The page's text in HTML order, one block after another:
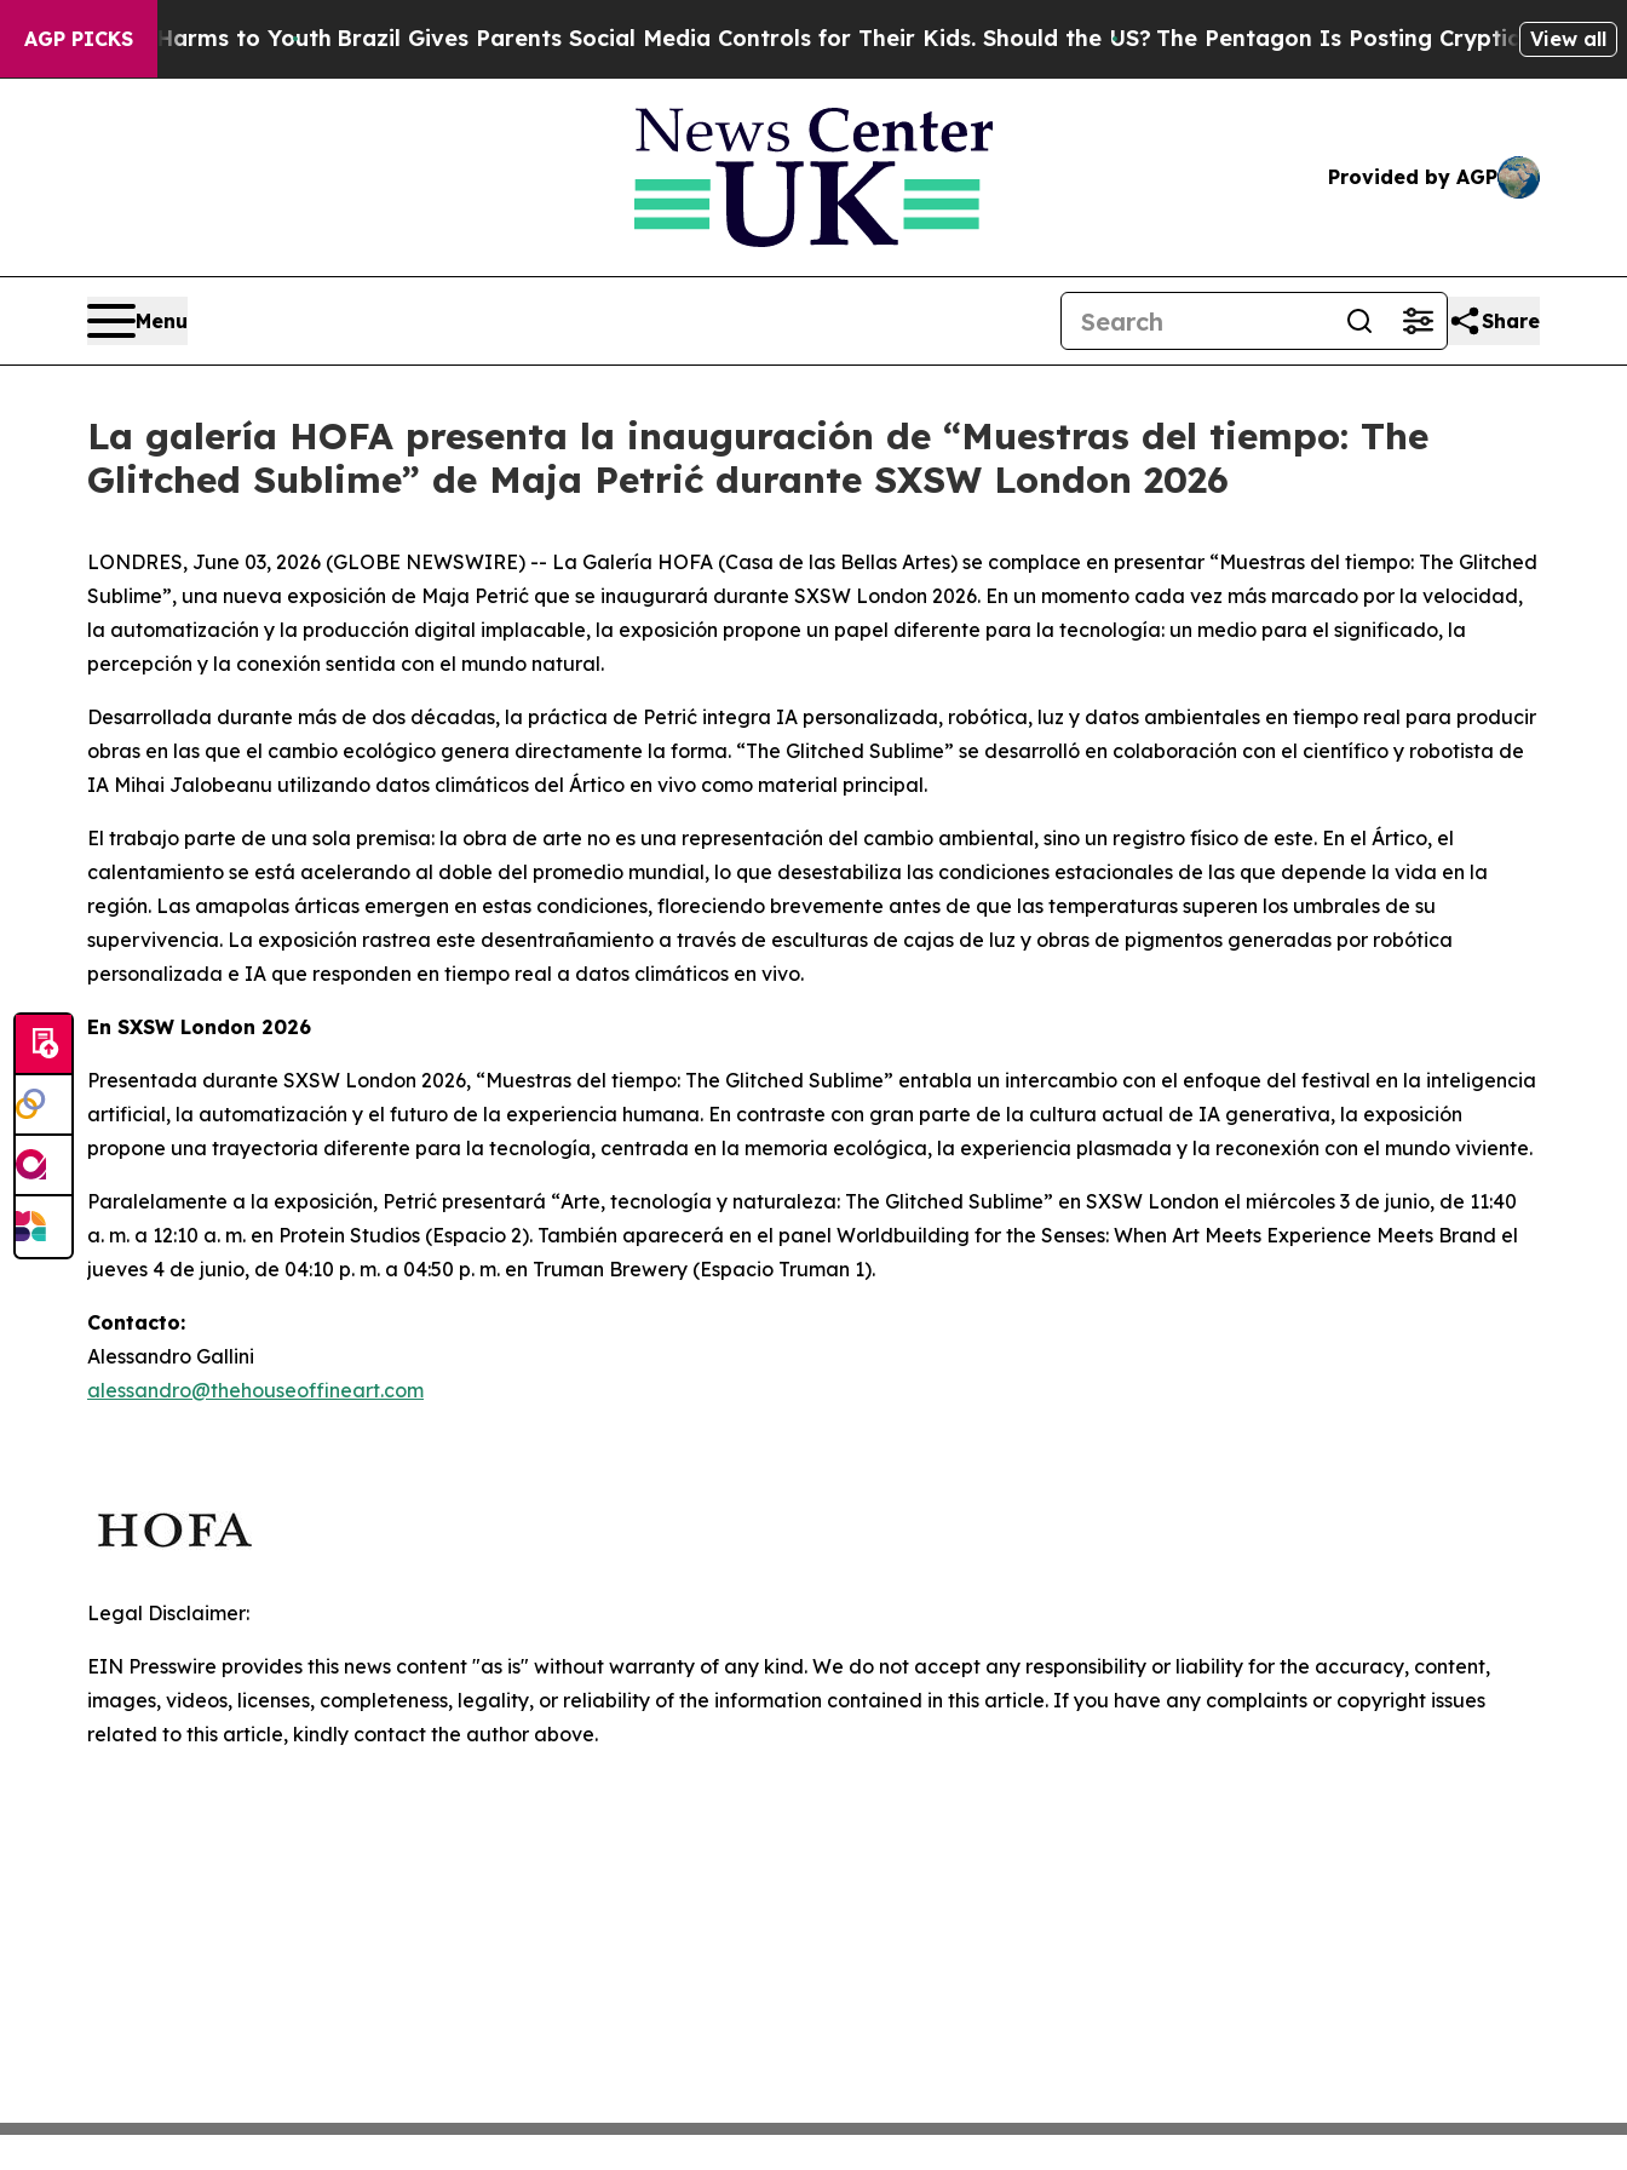
AGP PICKS
Abate Harms to YouthBrazil Gives Parents Social Media Controls for Their Kids. Should the US? The Pentagon Is Posting Cryptic BiblicalView all
Provided by AGP
Menu Share
La galería HOFA presenta la inauguración de “Muestras del tiempo: The
Glitched Sublime” de Maja Petrić durante SXSW London 2026
LONDRES, June 03, 2026 (GLOBE NEWSWIRE) -- La Galería HOFA (Casa de las Bellas Artes) se complace en presentar “Muestras del tiempo: The Glitched
Sublime”, una nueva exposición de Maja Petrić que se inaugurará durante SXSW London 2026. En un momento cada vez más marcado por la velocidad,
la automatización y la producción digital implacable, la exposición propone un papel diferente para la tecnología: un medio para el significado, la
percepción y la conexión sentida con el mundo natural.
Desarrollada durante más de dos décadas, la práctica de Petrić integra IA personalizada, robótica, luz y datos ambientales en tiempo real para producir
obras en las que el cambio ecológico genera directamente la forma. “The Glitched Sublime” se desarrolló en colaboración con el científico y robotista de
IA Mihai Jalobeanu utilizando datos climáticos del Ártico en vivo como material principal.
El trabajo parte de una sola premisa: la obra de arte no es una representación del cambio ambiental, sino un registro físico de este. En el Ártico, el
calentamiento se está acelerando al doble del promedio mundial, lo que desestabiliza las condiciones estacionales de las que depende la vida en la
región. Las amapolas árticas emergen en estas condiciones, floreciendo brevemente antes de que las temperaturas superen los umbrales de su
supervivencia. La exposición rastrea este desentrañamiento a través de esculturas de cajas de luz y obras de pigmentos generadas por robótica
personalizada e IA que responden en tiempo real a datos climáticos en vivo.
En SXSW London 2026
Presentada durante SXSW London 2026, “Muestras del tiempo: The Glitched Sublime” entabla un intercambio con el enfoque del festival en la inteligencia
artificial, la automatización y el futuro de la experiencia humana. En contraste con gran parte de la cultura actual de IA generativa, la exposición
propone una trayectoria diferente para la tecnología, centrada en la memoria ecológica, la experiencia plasmada y la reconexión con el mundo viviente.
Paralelamente a la exposición, Petrić presentará “Arte, tecnología y naturaleza: The Glitched Sublime” en SXSW London el miércoles 3 de junio, de 11:40
a. m. a 12:10 a. m. en Protein Studios (Espacio 2). También aparecerá en el panel Worldbuilding for the Senses: When Art Meets Experience Meets Brand el
jueves 4 de junio, de 04:10 p. m. a 04:50 p. m. en Truman Brewery (Espacio Truman 1).
Contacto:
Alessandro Gallini
alessandro@thehouseoffineart.com
Legal Disclaimer:
EIN Presswire provides this news content "as is" without warranty of any kind. We do not accept any responsibility or liability for the accuracy, content,
images, videos, licenses, completeness, legality, or reliability of the information contained in this article. If you have any complaints or copyright issues
related to this article, kindly contact the author above.